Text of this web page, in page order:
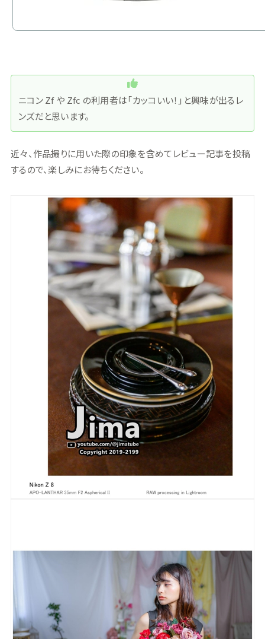
ニコン Zf や Zfc の利用者は「カッコいい！」と興味が出るレ
ンズだと思います。
近々、作品撮りに用いた際の印象を含めてレビュー記事を投稿
するので、楽しみにお待ちください。